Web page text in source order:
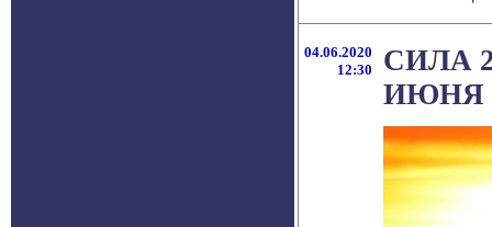
04.06.2020
12:30
СИЛА
ИЮНЯ